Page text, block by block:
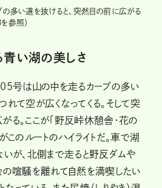
多い道を抜けると、突然目の前に広がる
参照）
青い湖の美しさ
号は山の中を走るカーブの多い
て空が広くなってくる。そして突
る。ここが「野反峠休憩舎・花の
このルートのハイライトだ。車で湖
いが、北側まで走ると野反ダムや
の喧騒を離れて自然を満喫したい